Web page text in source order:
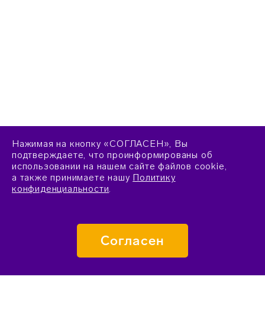
Нажимая на кнопку «СОГЛАСЕН», Вы
подтверждаете, что проинформированы об
использовании на нашем сайте файлов cookie,
а также принимаете нашу Политику
конфиденциальности.
Согласен